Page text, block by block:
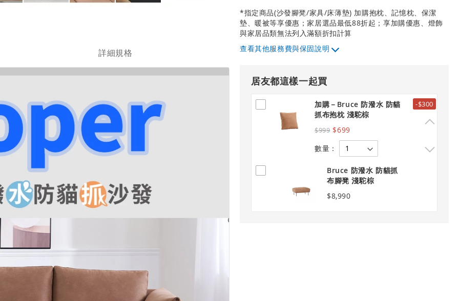
庫
的
*指定商品(沙發腳凳/家具/床薄墊) 加購抱枕、記憶枕、保潔
墊、暖被等享優惠；家居選品最低88折起；享加購優惠、燈飾
與家居品類無法列入滿額折扣計算
其他服務費與保固說明
居友都這樣一起買
加購－Bruce 防潑水 防貓
抓布抱枕 淺駝棕
$999 $699
數量：
-$300
Bruce 防潑水 防貓抓
布腳凳 淺駝棕
$8,990
詳細規格